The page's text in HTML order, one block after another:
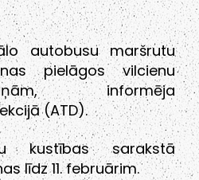
autobusu maršrutu
pielāgos vilcienu
informēja
(ATD).
kustības sarakstā
līdz 11. februārim.